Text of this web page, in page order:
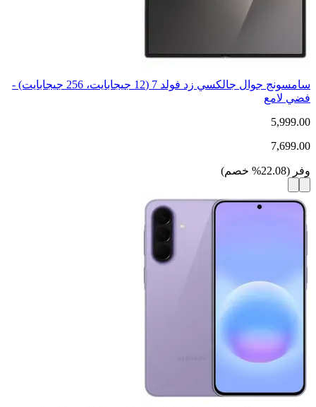
سامسونج جوال جالكسي زد فولد 7 (12 جيجابايت، 256 جيجابايت) -
فضي لامع
5,999.00
7,699.00
وفر (
22.08
% خصم)